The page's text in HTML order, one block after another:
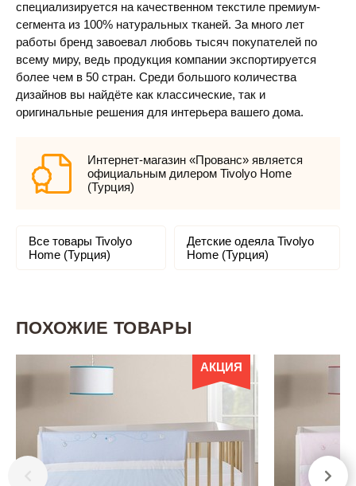
специализируется на качественном текстиле премиум-
сегмента из 100% натуральных тканей. За много лет
работы бренд завоевал любовь тысяч покупателей по
всему миру, ведь продукция компании экспортируется
более чем в 50 стран. Среди большого количества
дизайнов вы найдёте как классические, так и
оригинальные решения для интерьера вашего дома.
Интернет-магазин «Прованс» является
официальным дилером Tivolyo Home
(Турция)
Все товары Tivolyo
Home (Турция)
Детские одеяла Tivolyo
Home (Турция)
ПОХОЖИЕ ТОВАРЫ
АКЦИЯ